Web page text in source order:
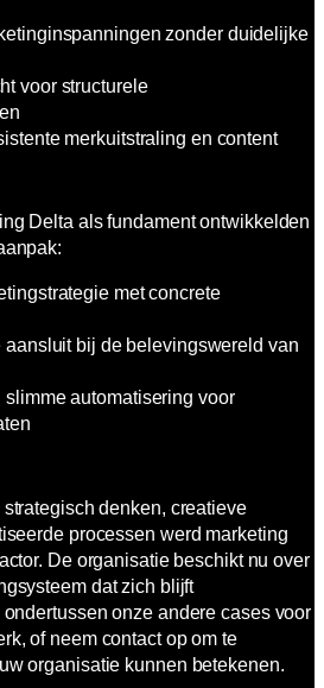
zonder duidelijke
voor structurele
merkuitstraling en content
Delta als fundament ontwikkelden
met concrete
aansluit bij de belevingswereld van
slimme automatisering voor
denken, creatieve
processen werd marketing
De organisatie beschikt nu over
dat zich blijft
onze andere cases voor
of neem contact op om te
organisatie kunnen betekenen.